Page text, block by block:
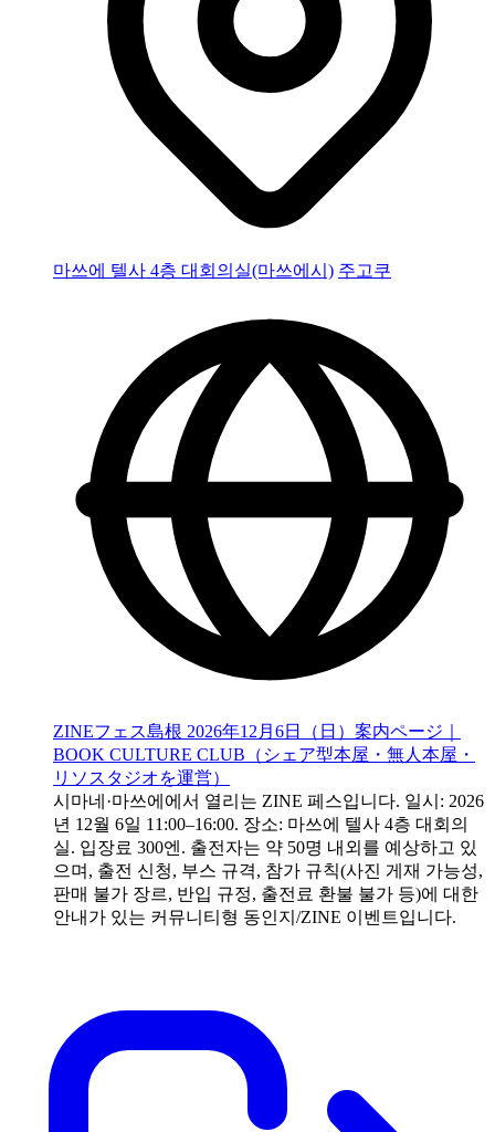
마쓰에 텔사 4층 대회의실(마쓰에시) 주고쿠
ZINEフェス島根 2026年12月6日（日）案内ページ｜
BOOK CULTURE CLUB（シェア型本屋・無人本屋・
リソスタジオを運営）
시마네·마쓰에에서 열리는 ZINE 페스입니다. 일시: 2026
년 12월 6일 11:00–16:00. 장소: 마쓰에 텔사 4층 대회의
실. 입장료 300엔. 출전자는 약 50명 내외를 예상하고 있
으며, 출전 신청, 부스 규격, 참가 규칙(사진 게재 가능성,
판매 불가 장르, 반입 규정, 출전료 환불 불가 등)에 대한
안내가 있는 커뮤니티형 동인지/ZINE 이벤트입니다.